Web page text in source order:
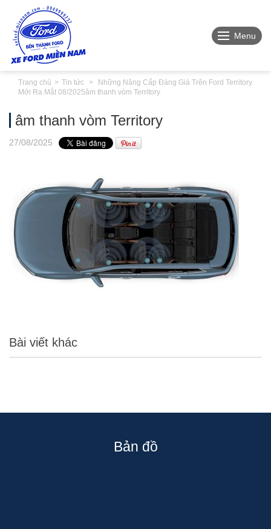
Menu
Trang chủ Tin tức
Những Nâng Cấp Đáng Giá Trên Ford Territory
Mới Ra Mắt 08/2025âm thanh vòm Territory
âm thanh vòm Territory
27/08/2025
Bài viết khác
Bản đồ